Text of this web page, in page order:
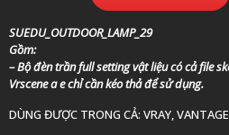
SUEDU_OUTDOOR_LAMP_29
Gồm:
– Bộ đèn trần full setting vật liệu có cả file
Vrscene a e chỉ cần kéo thả để sử dụng.
DÙNG ĐƯỢC TRONG CẢ: VRAY,